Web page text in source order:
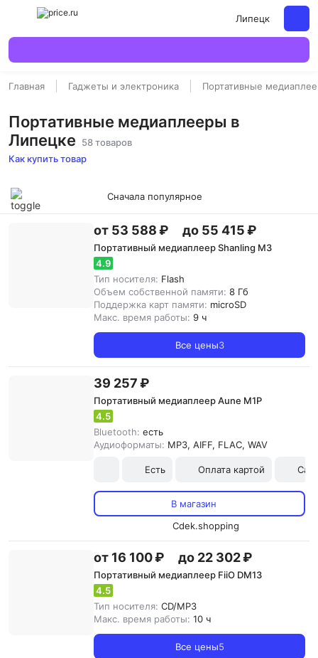
Липецк
Главная Гаджеты и электроника Портативные
Портативные медиаплееры в
Липецке
58 товаров
Как купить товар
Сначала популярное
от 53 588 ₽ до 55 415 ₽
Портативный медиаплеер Shanling M3
4.9
Тип носителя: Flash
Объем собственной памяти: 8 Гб
Поддержка карт памяти: microSD
Макс. время работы: 9 ч
Все цены3
39 257 ₽
Портативный медиаплеер Aune M1P
4.5
Bluetooth: есть
Аудиоформаты: MP3, AIFF, FLAC, WAV
Есть Оплата картой
В магазин
Cdek.shopping
от 16 100 ₽ до 22 302 ₽
Портативный медиаплеер FiiO DM13
4.5
Тип носителя: CD/MP3
Макс. время работы: 10 ч
Все цены5